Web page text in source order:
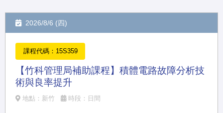
2026/8/6 (四)
課程代碼：15S359
【竹科管理局補助課程】積體電路故障分析技
術與良率提升
地點：新竹 時段：日間